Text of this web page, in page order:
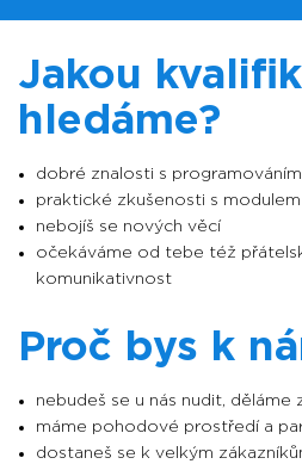
Jakou
hledáme?
dobré znalosti s
praktické zkušenosti s modulem
nebojíš se nových věcí
očekáváme od tebe též
komunikativnost
Proč bys k
nebudeš se u nás nudit, děláme
máme pohodové prostředí a
dostaneš se k velkým